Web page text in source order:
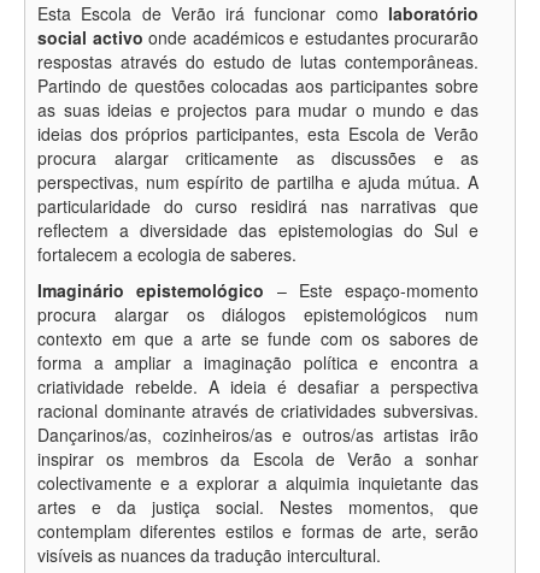
Datas Importantes
Sobre o ALICE
Centro de Estudos Sociais (CES)
Perguntas frequentes
Esta Escola de Verão irá funcionar como laboratório
social activo onde académicos e estudantes procurarão
respostas através do estudo de lutas contemporâneas.
Partindo de questões colocadas aos participantes sobre
as suas ideias e projectos para mudar o mundo e das
ideias dos próprios participantes, esta Escola de Verão
procura alargar criticamente as discussões e as
perspectivas, num espírito de partilha e ajuda mútua. A
particularidade do curso residirá nas narrativas que
reflectem a diversidade das epistemologias do Sul e
fortalecem a ecologia de saberes.
Imaginário epistemológico – Este espaço-momento
procura alargar os diálogos epistemológicos num
contexto em que a arte se funde com os sabores de
forma a ampliar a imaginação política e encontra a
criatividade rebelde. A ideia é desafiar a perspectiva
racional dominante através de criatividades subversivas.
Dançarinos/as, cozinheiros/as e outros/as artistas irão
inspirar os membros da Escola de Verão a sonhar
colectivamente e a explorar a alquimia inquietante das
artes e da justiça social. Nestes momentos, que
contemplam diferentes estilos e formas de arte, serão
visíveis as nuances da tradução intercultural.